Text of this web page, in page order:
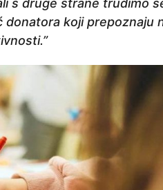
s druge strane trudimo
koji prepoznaju